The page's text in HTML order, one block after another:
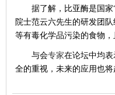
据了解，比亚酶是国
院士范云六先生的研发团
等有毒化学品污染的食物，
与会专家在论坛中均
全的重视，未来的应用也